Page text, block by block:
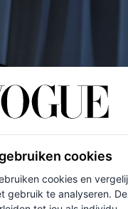
cookies
cookies en
gebruik te analyseren.